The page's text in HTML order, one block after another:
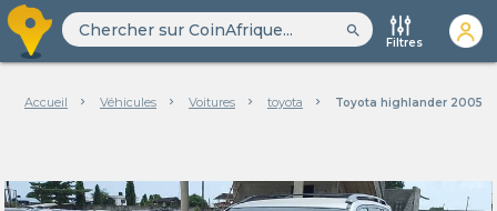
search
Filtres
Accueil Véhicules Voitures toyota Toyota highlander 2005